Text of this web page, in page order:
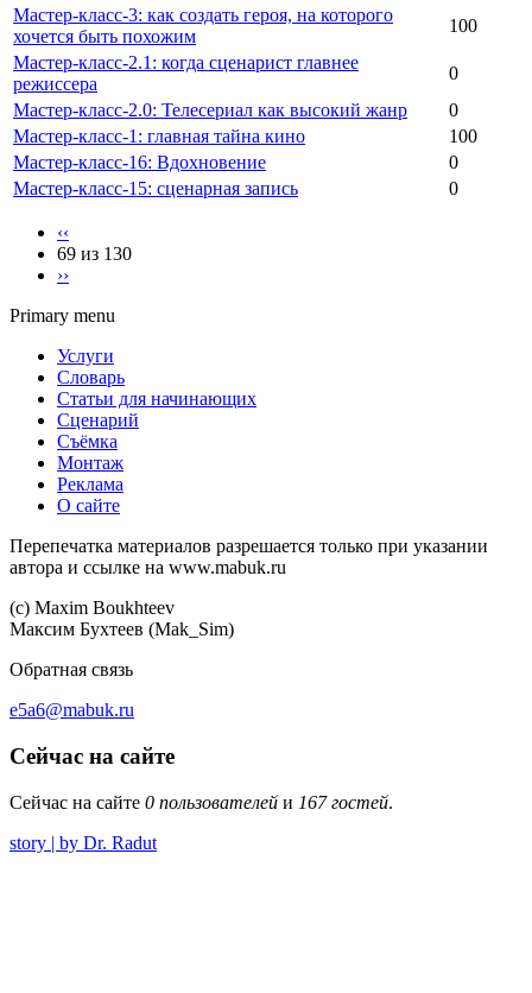
Мастер-класс-3: как создать героя, на которого
хочется быть похожим
100
Мастер-класс-2.1: когда сценарист главнее
режиссера
0
Мастер-класс-2.0: Телесериал как высокий жанр
0
Мастер-класс-1: главная тайна кино
100
Мастер-класс-16: Вдохновение
0
Мастер-класс-15: сценарная запись
0
‹‹
69 из 130
››
Primary menu
Услуги
Словарь
Статьи для начинающих
Сценарий
Съёмка
Монтаж
Реклама
О сайте
Перепечатка материалов разрешается только при указании
автора и ссылке на www.mabuk.ru
(c) Maхim Boukhteev
Максим Бухтеев (Mak_Sim)
Обратная связь
e5a6@mabuk.ru
Сейчас на сайте
Сейчас на сайте 0 пользователей и 167 гостей.
story | by Dr. Radut